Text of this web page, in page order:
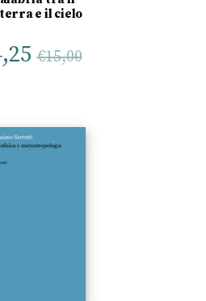
e il cielo
€15,00